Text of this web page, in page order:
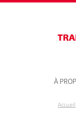
Aller au contenu principal
À
Accueil